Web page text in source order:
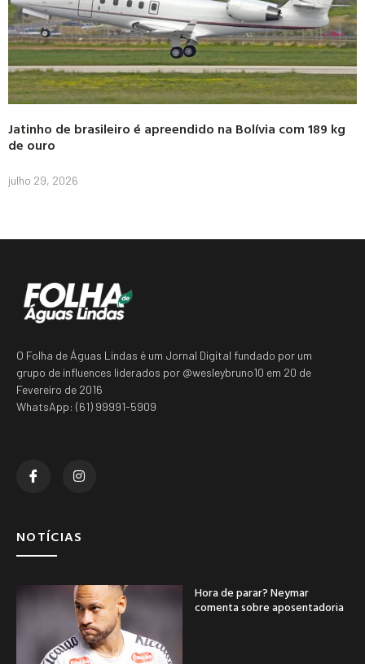
Jatinho de brasileiro é apreendido na Bolívia com 189 kg
de ouro
julho 29, 2026
O Folha de Águas Lindas é um Jornal Digital fundado por um
grupo de influences liderados por @wesleybruno10 em 20 de
Fevereiro de 2016
WhatsApp: (61) 99991-5909
NOTÍCIAS
Hora de parar? Neymar
comenta sobre aposentadoria